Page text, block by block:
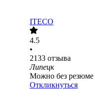
ITECO
4.5
•
2133 отзыва
Липецк
Можно без резюме
Откликнуться